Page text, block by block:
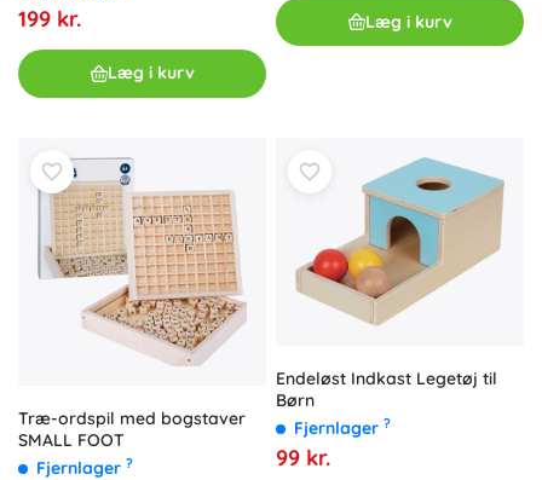
199 kr.
Læg i kurv
Læg i kurv
Træ-ordspil med bogstaver
SMALL FOOT
Fjernlager ?
Endeløst Indkast Legetøj til
Børn
Fjernlager ?
99 kr.